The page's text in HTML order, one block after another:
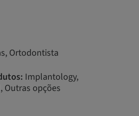
Ortodontista
Implantology,
Outras opções